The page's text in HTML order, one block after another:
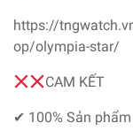
https://
op/olympia-star/
CAM KẾT
✔ 100% Sản